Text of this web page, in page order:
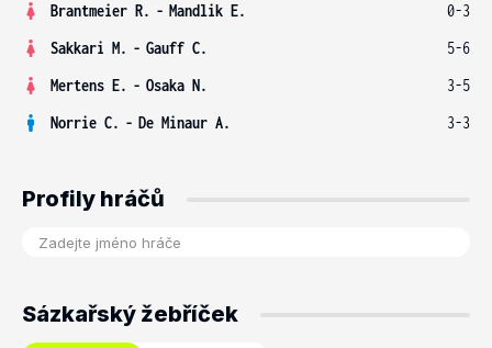
Brantmeier R. - Mandlik E.
0-3
Sakkari M. - Gauff C.
5-6
Mertens E. - Osaka N.
3-5
Norrie C. - De Minaur A. 3-3
Profily hráčů
Sázkařský žebříček